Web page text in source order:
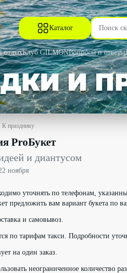
Каталог
отдыхКлуб GILMONВопросы и ответы
К празднику
со скидкой 15% -
ProБукет
и диантусом
ноября
уточнять по телефонам,
предложить вам вариант букета по
и самовывоз.
по тарифам такси. Подробности
на один заказ.
неограниченное количество